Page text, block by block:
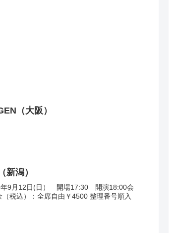
（大阪）
新潟）
年9月12日(日） 開場17:30 開演18:00会
税込）：全席自由￥4500 整理番号順入